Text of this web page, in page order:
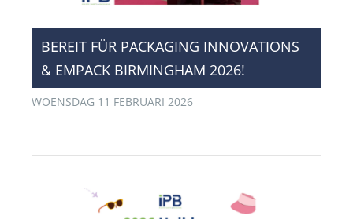
BEREIT FÜR PACKAGING INNOVATIONS
& EMPACK BIRMINGHAM 2026!
WOENSDAG 11 FEBRUARI 2026